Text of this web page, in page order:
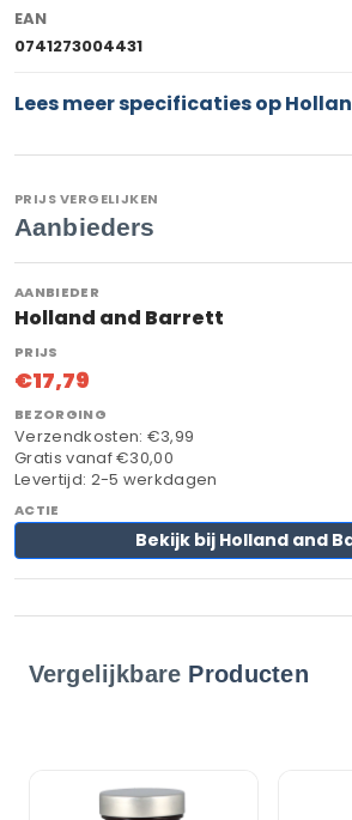
EAN
0741273004431
Lees meer specificaties op
PRIJS VERGELIJKEN
Aanbieders
Holland and Barrett
€17,79
Verzendkosten: €3,99
Gratis vanaf €30,00
Levertijd: 2-5 werkdagen
Bekijk bij Holland and
Vergelijkbare Producten